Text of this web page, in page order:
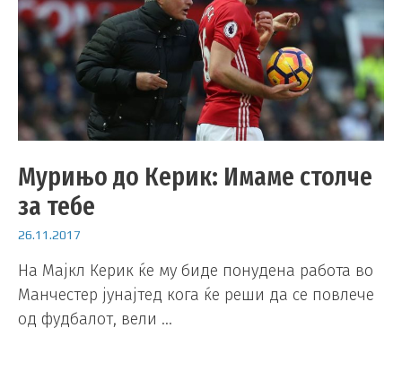
Мурињо до Керик: Имаме столче
за тебе
26.11.2017
На Мајкл Керик ќе му биде понудена работа во
Манчестер јунајтед кога ќе реши да се повлече
од фудбалот, вели …